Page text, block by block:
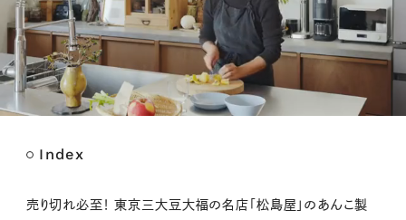
t
Index
売り切れ必至！ 東京三大豆大福の名店「松島屋」のあんこ製